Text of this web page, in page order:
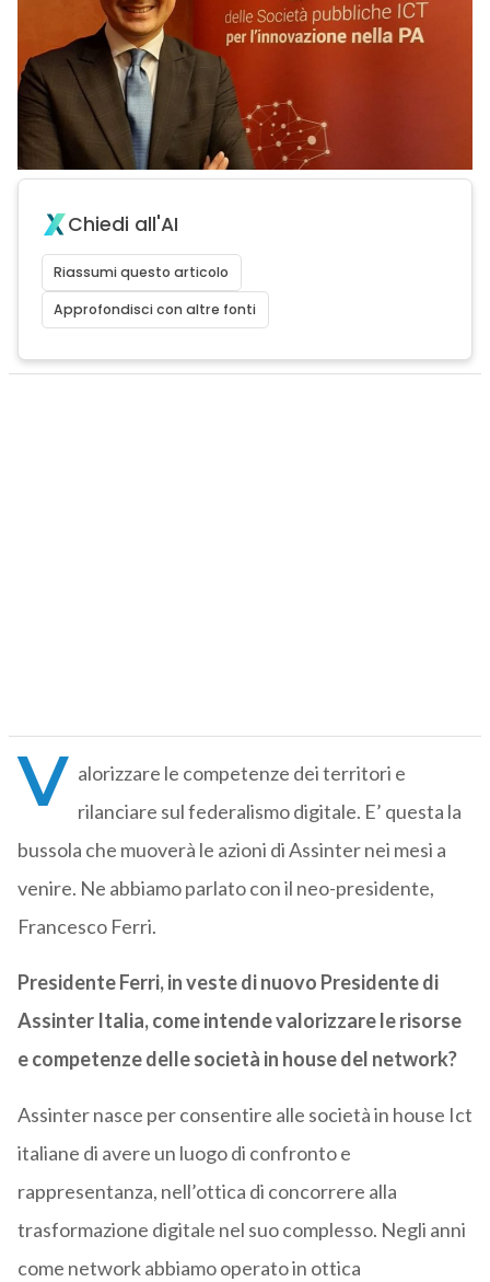
Chiedi all'AI
Riassumi questo articolo
Approfondisci con altre fonti
V alorizzare le competenze dei territori e
rilanciare sul federalismo digitale. E’ questa la
bussola che muoverà le azioni di Assinter nei mesi a
venire. Ne abbiamo parlato con il neo-presidente,
Francesco Ferri.
Presidente Ferri, in veste di nuovo Presidente di
Assinter Italia, come intende valorizzare le risorse
e competenze delle società in house del network?
Assinter nasce per consentire alle società in house Ict
italiane di avere un luogo di confronto e
rappresentanza, nell’ottica di concorrere alla
trasformazione digitale nel suo complesso. Negli anni
come network abbiamo operato in ottica